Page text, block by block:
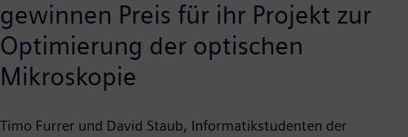
gewinnen Preis für ihr Projekt zur
Optimierung der optischen
Mikroskopie
Timo Furrer und David Staub, Informatikstudenten der